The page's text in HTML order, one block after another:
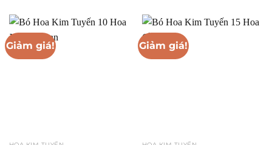
150.000 ₫.
150.000 ₫.
Giảm giá! Giảm giá!